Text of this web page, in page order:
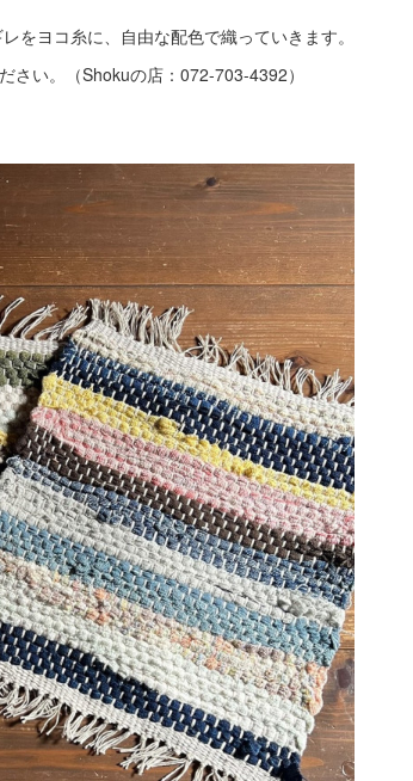
をヨコ糸に、自由な配色で織っていきます。
さい。（Shokuの店：072-703-4392）